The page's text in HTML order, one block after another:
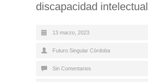
discapacidad intelectual
13 marzo, 2023
Futuro Singular Córdoba
Sin Comentarios